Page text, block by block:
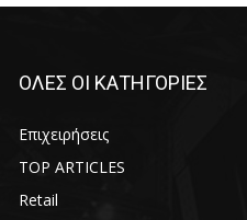
ΟΛΕΣ ΟΙ ΚΑΤΗΓΟΡΙΕΣ
Επιχειρήσεις
TOP ARTICLES
Retail